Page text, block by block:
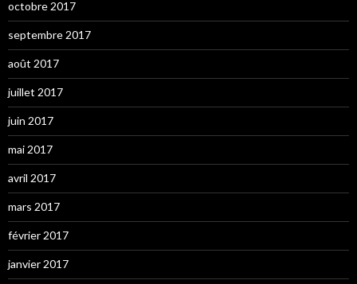
octobre 2017
septembre 2017
août 2017
juillet 2017
juin 2017
mai 2017
avril 2017
mars 2017
février 2017
janvier 2017